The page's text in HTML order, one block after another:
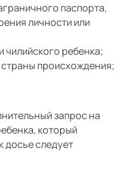
паспорта,
личности или
чилийского ребенка;
происхождения;
запрос на
который
досье следует